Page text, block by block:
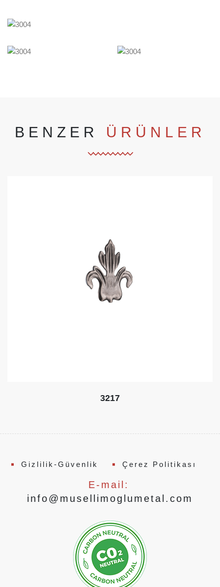
BENZER ÜRÜNLER
3217
Gizlilik-Güvenlik Çerez Politikası
E-mail:
info@musellimoglumetal.com